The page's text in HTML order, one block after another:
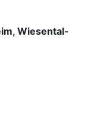
Wiesental-